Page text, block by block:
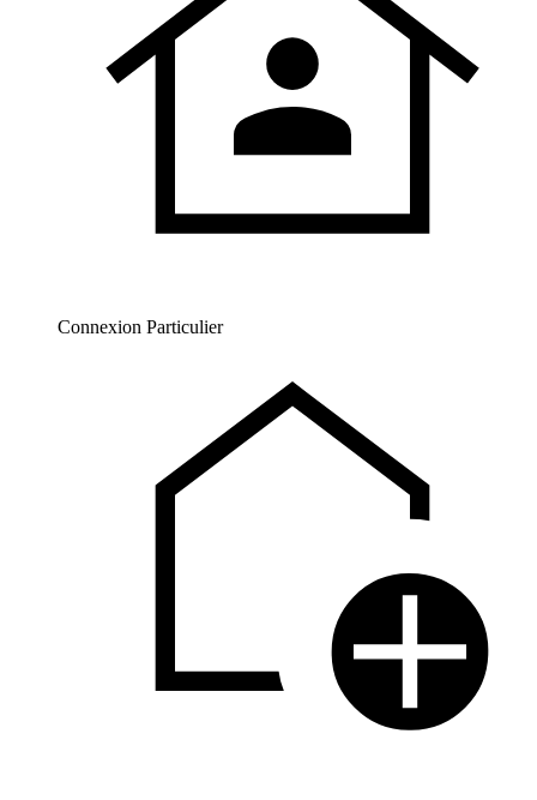
Connexion Particulier